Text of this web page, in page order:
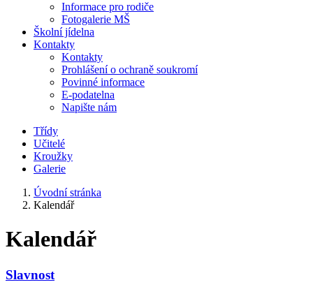
Informace pro rodiče
Fotogalerie MŠ
Školní jídelna
Kontakty
Kontakty
Prohlášení o ochraně soukromí
Povinné informace
E-podatelna
Napište nám
Třídy
Učitelé
Kroužky
Galerie
Úvodní stránka
Kalendář
Kalendář
Slavnost